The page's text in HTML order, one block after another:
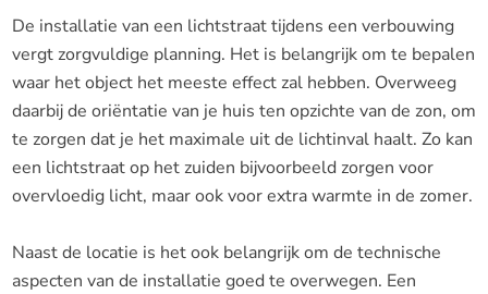
De installatie van een lichtstraat tijdens een verbouwing
vergt zorgvuldige planning. Het is belangrijk om te bepalen
waar het object het meeste effect zal hebben. Overweeg
daarbij de oriëntatie van je huis ten opzichte van de zon, om
te zorgen dat je het maximale uit de lichtinval haalt. Zo kan
een lichtstraat op het zuiden bijvoorbeeld zorgen voor
overvloedig licht, maar ook voor extra warmte in de zomer.
Naast de locatie is het ook belangrijk om de technische
aspecten van de installatie goed te overwegen. Een